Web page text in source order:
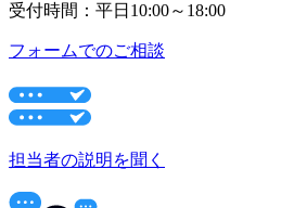
受付時間：平日10:00～18:00
フォームでのご相談
担当者の説明を聞く